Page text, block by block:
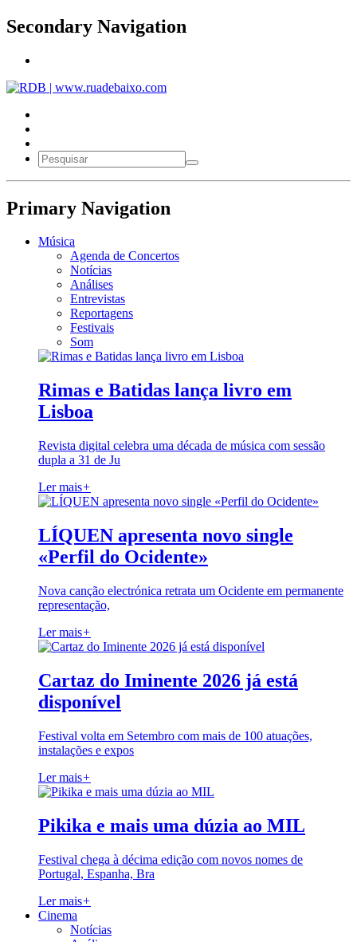
Secondary Navigation
Primary Navigation
Música
Agenda de Concertos
Notícias
Análises
Entrevistas
Reportagens
Festivais
Som
Rimas e Batidas lança livro em
Lisboa
Revista digital celebra uma década de música com sessão
dupla a 31 de Ju
Ler mais+
LÍQUEN apresenta novo single
«Perfil do Ocidente»
Nova canção electrónica retrata um Ocidente em permanente
representação,
Ler mais+
Cartaz do Iminente 2026 já está
disponível
Festival volta em Setembro com mais de 100 atuações,
instalações e expos
Ler mais+
Pikika e mais uma dúzia ao MIL
Festival chega à décima edição com novos nomes de
Portugal, Espanha, Bra
Ler mais+
Cinema
Notícias